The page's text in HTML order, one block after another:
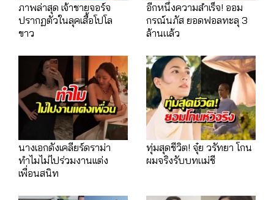
ภาพล่าสุด เจ้าชายจอร์จ
ปรากฏตัวในลุคเสื้อโปโล
ขาว
อีกหนึ่งความสำเร็จ! ออม
กรณ์นภัส ยอดฟอลทะลุ 3
ล้านแล้ว
นางเอกดังเคลียร์ดราม่า
ทำไมไม่ไปร่วมงานเเต่ง
เพื่อนสนิท
ทุ่มสุดชีวิต! จุ๋ย วรัทยา โกน
ผมจริงรับบทแม่ชี